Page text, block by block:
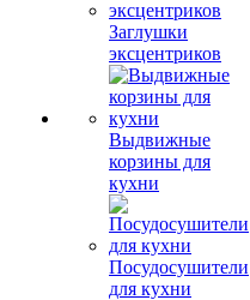
Заглушки
эксцентриков
Выдвижные
корзины для
кухни
Посудосушители
для кухни